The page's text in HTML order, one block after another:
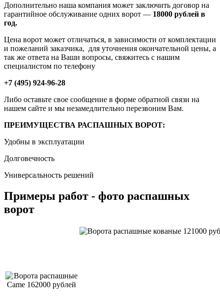
Дополнительно наша компания может заключить договор на
гарантийное обслуживание одних ворот — 18000 рублей в
год.
Цена ворот может отличаться, в зависимости от комплектации
и пожеланий заказчика, для уточнения окончательной цены, а
так же ответа на Ваши вопросы, свяжитесь с нашим
специалистом по телефону
+7 (495) 924-96-28
Либо оставьте свое сообщение в форме обратной связи на
нашем сайте и мы незамедлительно перезвоним Вам.
ПРЕИМУЩЕСТВА РАСПАШНЫХ ВОРОТ:
Удобны в эксплуатации
Долговечность
Универсальность решений
Примеры работ - фото распашных
ворот